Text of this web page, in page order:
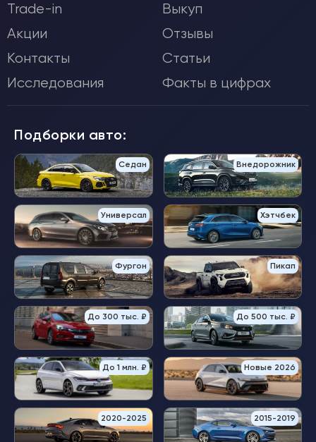
Trade-in
Выкуп
Акции
Отзывы
Контакты
Статьи
Исследования
Факты в цифрах
Подборки авто:
Седан Внедорожник
Универсал Хэтчбек
Фургон Пикап
До 300 тыс. ₽ До 500 тыс. ₽
До 1 млн. ₽ Новые 2026
2020-2025 2015-2019